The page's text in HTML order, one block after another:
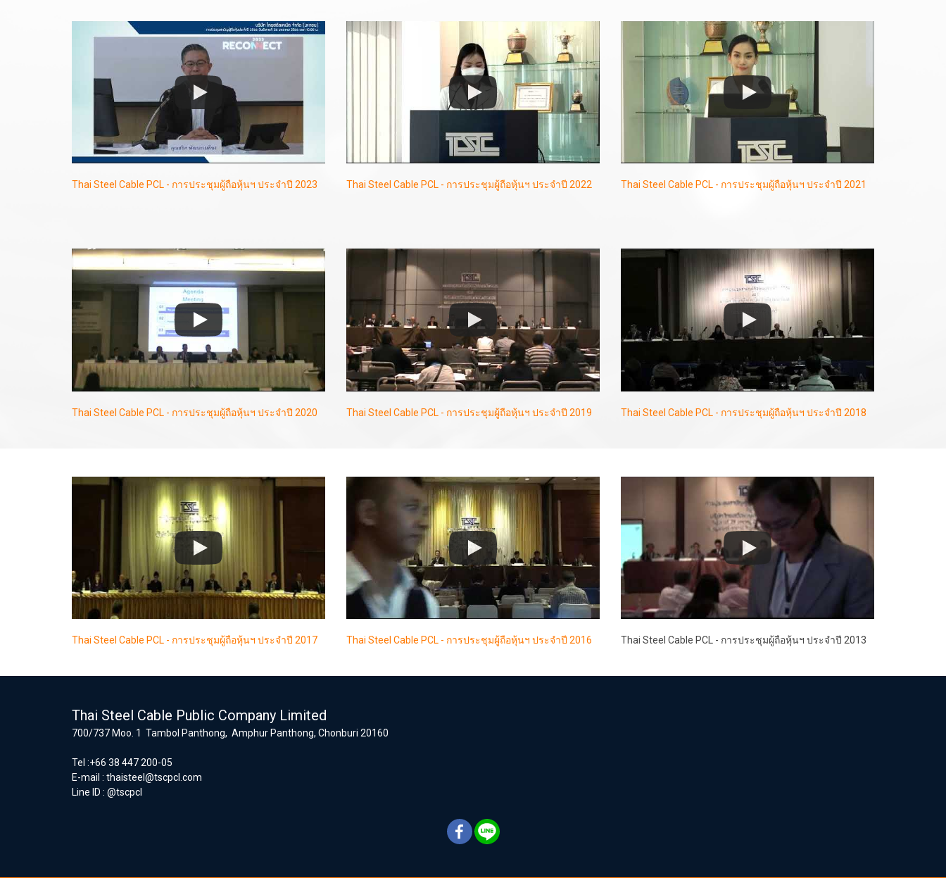
Thai Steel Cable PCL - การประชุมผู้ถือหุ้นฯ ประจำปี 2023 Thai Steel Cable PCL - การประชุมผู้ถือหุ้นฯ ประจำปี 2022 Thai Steel Cable PCL - การประชุมผู้ถือหุ้นฯ ประจำปี 2021
Thai Steel Cable PCL - การประชุมผู้ถือหุ้นฯ ประจำปี 2020 Thai Steel Cable PCL - การประชุมผู้ถือหุ้นฯ ประจำปี 2019 Thai Steel Cable PCL - การประชุมผู้ถือหุ้นฯ ประจำปี 2018
Thai Steel Cable PCL - การประชุมผู้ถือหุ้นฯ ประจำปี 2017 Thai Steel Cable PCL - การประชุมผู้ถือหุ้นฯ ประจำปี 2016 Thai Steel Cable PCL - การประชุมผู้ถือหุ้นฯ ประจำปี 2013
Thai Steel Cable Public Company Limited
700/737 Moo. 1 Tambol Panthong, Amphur Panthong, Chonburi 20160
Tel :+66 38 447 200-05
E-mail : thaisteel@tscpcl.com
Line ID : @tscpcl